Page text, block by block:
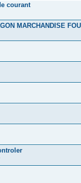
courant
MARCHANDISE